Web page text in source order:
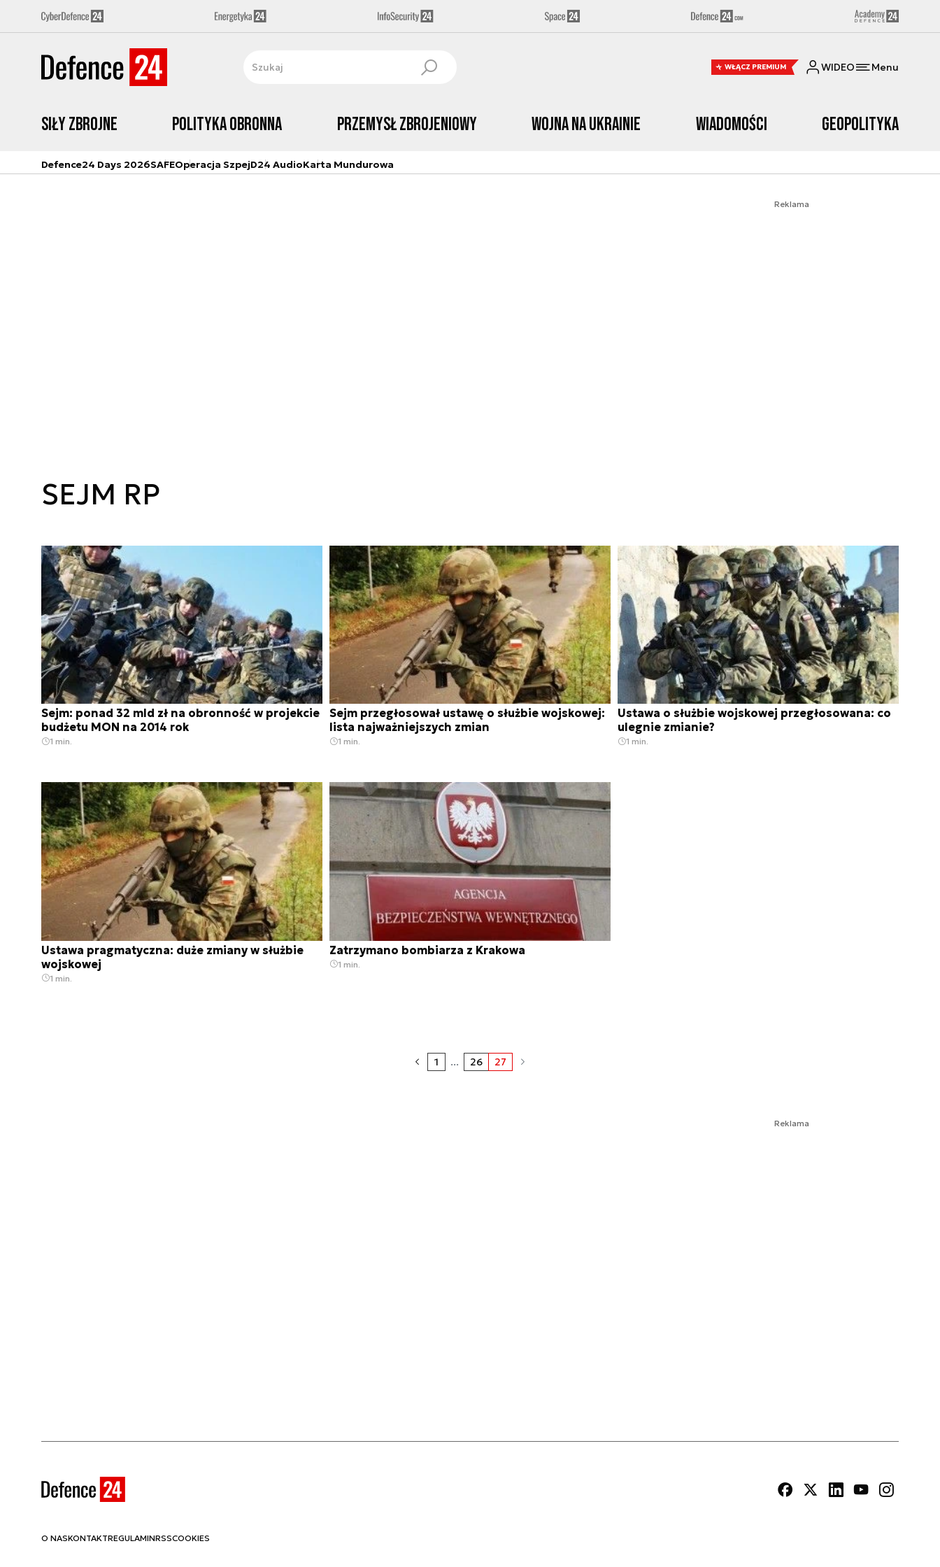
WŁĄCZ PREMIUM WIDEO Menu
Siły zbrojne Polityka obronna Przemysł Zbrojeniowy Wojna na Ukrainie Wiadomości Geopolityka
Defence24 Days 2026SAFEOperacja SzpejD24 AudioKarta Mundurowa
Reklama
SEJM RP
Sejm: ponad 32 mld zł na obronność w projekcie
budżetu MON na 2014 rok
1 min.
Sejm przegłosował ustawę o służbie wojskowej:
lista najważniejszych zmian
1 min.
Ustawa o służbie wojskowej przegłosowana: co
ulegnie zmianie?
1 min.
Ustawa pragmatyczna: duże zmiany w służbie
wojskowej
1 min.
Zatrzymano bombiarza z Krakowa
1 min.
1 ... 26 27
Reklama
O NASKONTAKTREGULAMINRSSCOOKIES